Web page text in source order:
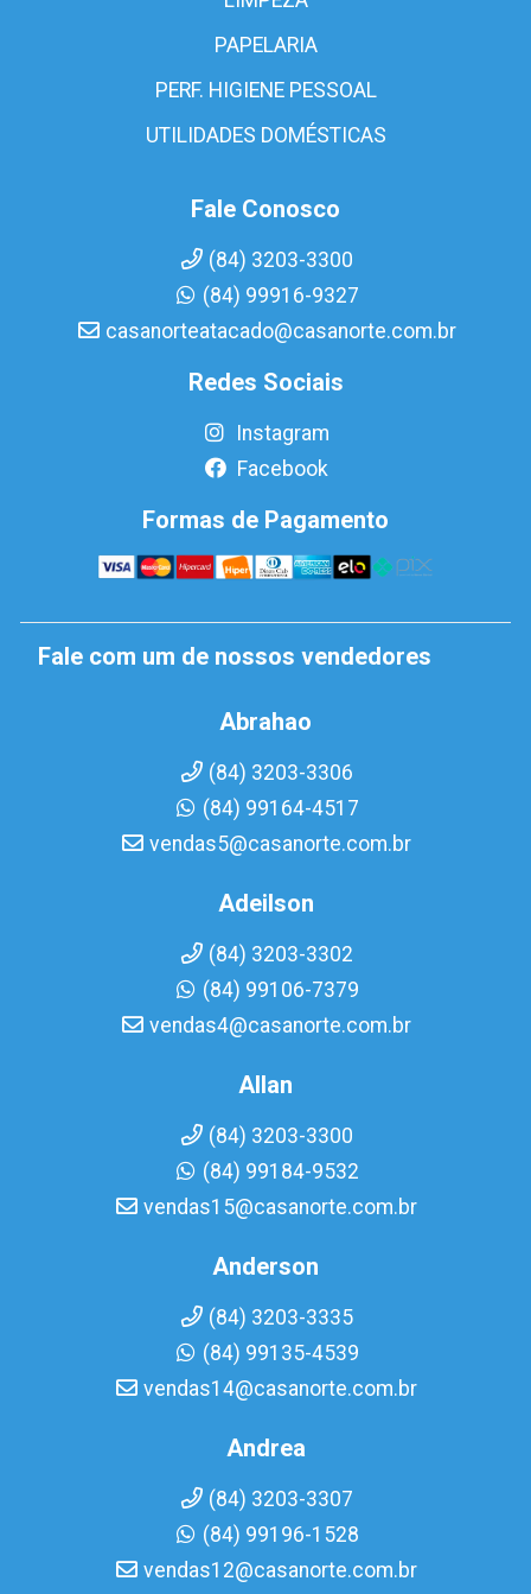
PAPELARIA
PERF. HIGIENE PESSOAL
UTILIDADES DOMÉSTICAS
Fale Conosco
(84) 3203-3300
(84) 99916-9327
casanorteatacado@casanorte.com.br
Redes Sociais
Instagram
Facebook
Formas de Pagamento
Fale com um de nossos vendedores
Abrahao
(84) 3203-3306
(84) 99164-4517
vendas5@casanorte.com.br
Adeilson
(84) 3203-3302
(84) 99106-7379
vendas4@casanorte.com.br
Allan
(84) 3203-3300
(84) 99184-9532
vendas15@casanorte.com.br
Anderson
(84) 3203-3335
(84) 99135-4539
vendas14@casanorte.com.br
Andrea
(84) 3203-3307
(84) 99196-1528
vendas12@casanorte.com.br